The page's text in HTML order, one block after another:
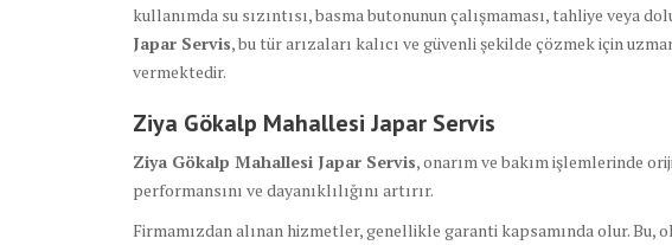
kullanımda su sızıntısı, basma butonunun çalışmaması, tahliye veya
Japar Servis, bu tür arızaları kalıcı ve güvenli şekilde çözmek için
vermektedir.
Ziya Gökalp Mahallesi Japar Servis
Ziya Gökalp Mahallesi Japar Servis, onarım ve bakım işlemlerinde
performansını ve dayanıklılığını artırır.
Firmamızdan alınan hizmetler, genellikle garanti kapsamında olur. Bu,